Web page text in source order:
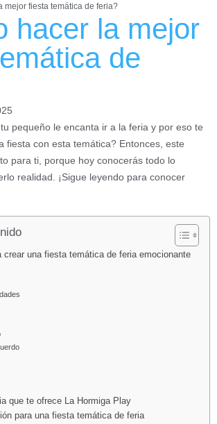
mejor fiesta temática de feria?
hacer la mejor
de
pequeño le encanta ir a la feria y por eso te
fiesta con esta temática? Entonces, este
para ti, porque hoy conocerás todo lo
realidad. ¡Sigue leyendo para conocer
crear una fiesta temática de feria emocionante
que te ofrece La Hormiga Play
para una fiesta temática de feria